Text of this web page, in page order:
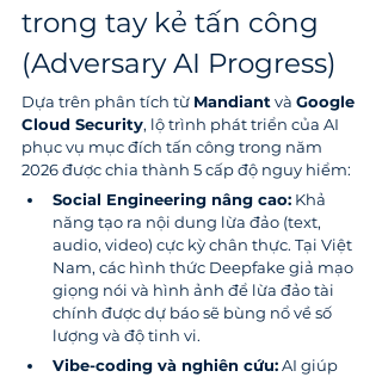
trong tay kẻ tấn công
(Adversary AI Progress)
Dựa trên phân tích từ Mandiant và Google
Cloud Security, lộ trình phát triển của AI
phục vụ mục đích tấn công trong năm
2026 được chia thành 5 cấp độ nguy hiểm:
Social Engineering nâng cao: Khả
năng tạo ra nội dung lừa đảo (text,
audio, video) cực kỳ chân thực. Tại Việt
Nam, các hình thức Deepfake giả mạo
giọng nói và hình ảnh để lừa đảo tài
chính được dự báo sẽ bùng nổ về số
lượng và độ tinh vi.
Vibe-coding và nghiên cứu: AI giúp